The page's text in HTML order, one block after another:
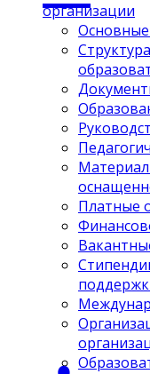
организации
Основные
Платные